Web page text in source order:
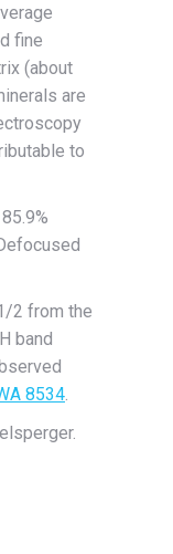
fine
(about
are
to
2 from the
band
8534.